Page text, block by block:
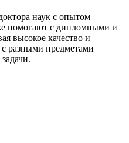
наук с опытом
помогают с дипломными и
высокое качество и
разными предметами